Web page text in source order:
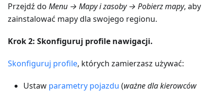
Przejdź do Menu → Mapy i zasoby → Pobierz mapy, aby
zainstalować mapy dla swojego regionu.
Krok 2: Skonfiguruj profile nawigacji.
Skonfiguruj profile, których zamierzasz używać:
Ustaw parametry pojazdu (ważne dla kierowców